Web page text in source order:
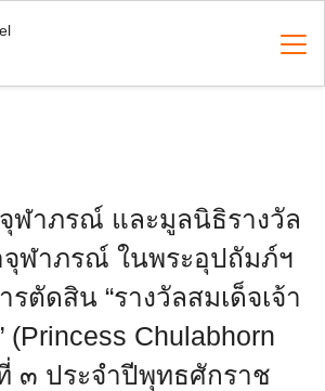
ฬาภรณ์ และมูลนิธิรางวัล
จุฬาภรณ์ ในพระอุปถัมภ์ฯ
ตัดสิน “รางวัลสมเด็จเจ้า
Chulabhorn
๓ ประจำปีพุทธศักราช